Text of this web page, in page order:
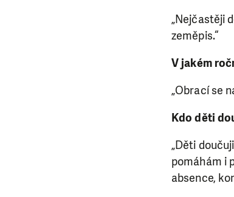
„Nejčastěji
zeměpis.“
V jakém
„Obrací se
Kdo děti
„Děti
pomáhám i
absence,